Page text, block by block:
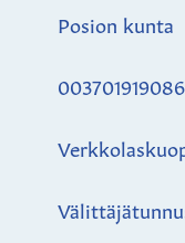
Posion kunta
003701919086